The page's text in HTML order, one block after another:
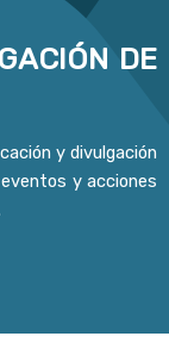
DE
y divulgación
y acciones